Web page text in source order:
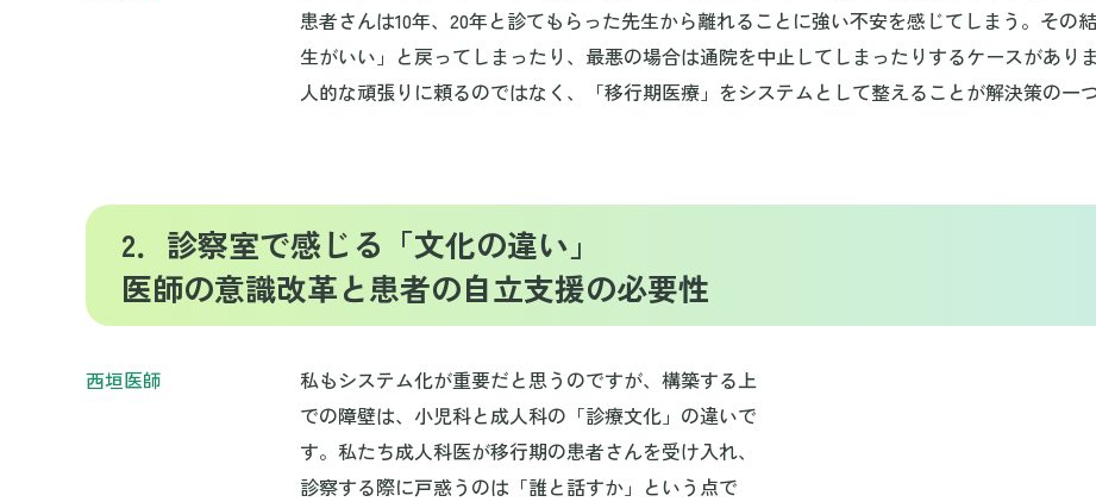
患者さんは10年、20年と診てもらった先生から離れることに強い不安を感じてしまう。その
生がいい」と戻ってしまったり、最悪の場合は通院を中止してしまったりするケースがあり
人的な頑張りに頼るのではなく、「移行期医療」をシステムとして整えることが解決策の一
2．診察室で感じる「文化の違い」
医師の意識改革と患者の自立支援の必要性
西垣医師
私もシステム化が重要だと思うのですが、構築する上
での障壁は、小児科と成人科の「診療文化」の違いで
す。私たち成人科医が移行期の患者さんを受け入れ、
診察する際に戸惑うのは「誰と話すか」という点で